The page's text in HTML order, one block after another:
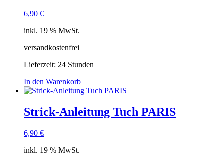
6,90 €
inkl. 19 % MwSt.
versandkostenfrei
Lieferzeit: 24 Stunden
In den Warenkorb
Strick-Anleitung Tuch PARIS
6,90 €
inkl. 19 % MwSt.